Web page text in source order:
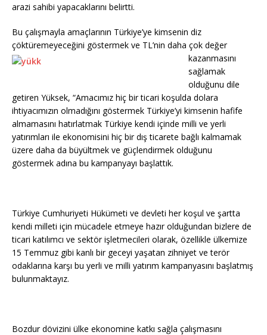
arazi sahibi yapacaklarını belirtti.
Bu çalışmayla amaçlarının Türkiye’ye kimsenin diz
çöktüremeyeceğini göstermek ve TL’nin daha çok değer
kazanmasını
sağlamak
olduğunu dile
getiren Yüksek, “Amacımız hiç bir ticari koşulda dolara
ihtiyacımızın olmadığını göstermek Türkiye’yi kimsenin hafife
almamasını hatırlatmak Türkiye kendi içinde milli ve yerli
yatırımları ile ekonomisini hiç bir dış ticarete bağlı kalmamak
üzere daha da büyültmek ve güçlendirmek olduğunu
göstermek adına bu kampanyayı başlattık.
Türkiye Cumhuriyeti Hükümeti ve devleti her koşul ve şartta
kendi milleti için mücadele etmeye hazır olduğundan bizlere de
ticari katılımcı ve sektör işletmecileri olarak, özellikle ülkemize
15 Temmuz gibi kanlı bir geceyi yaşatan zihniyet ve terör
odaklarına karşı bu yerli ve milli yatırım kampanyasını başlatmış
bulunmaktayız.
Bozdur dövizini ülke ekonomine katkı sağla çalışmasını